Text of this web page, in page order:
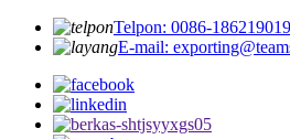
Telpon: 0086-
E-mail: